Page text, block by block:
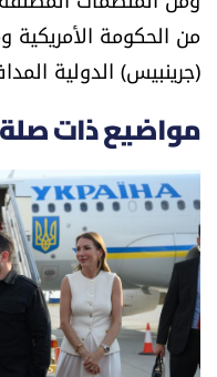
للتاريخ
فيديو
من نحن
للتواصل معنا
شروط الاستخدام
شروط الإشتراك
من الحكومة
(جرينبيس) الدولية
مواضيع ذات صلة